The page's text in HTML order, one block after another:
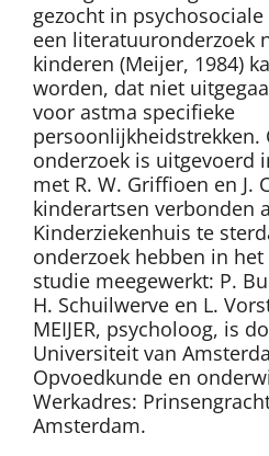
gezocht in
een literatuuronderzoek
kinderen (Meijer, 1984)
worden, dat niet
voor astma specifieke
persoonlijkheidstrekken.
onderzoek is uitgevoerd
met R. W. Griffioen en J.
kinderartsen verbonden
Kinderziekenhuis te
onderzoek hebben in
studie meegewerkt: P.
H. Schuilwerve en L.
MEIJER, psycholoog, is
Universiteit van
Opvoedkunde en
Werkadres:
Amsterdam.